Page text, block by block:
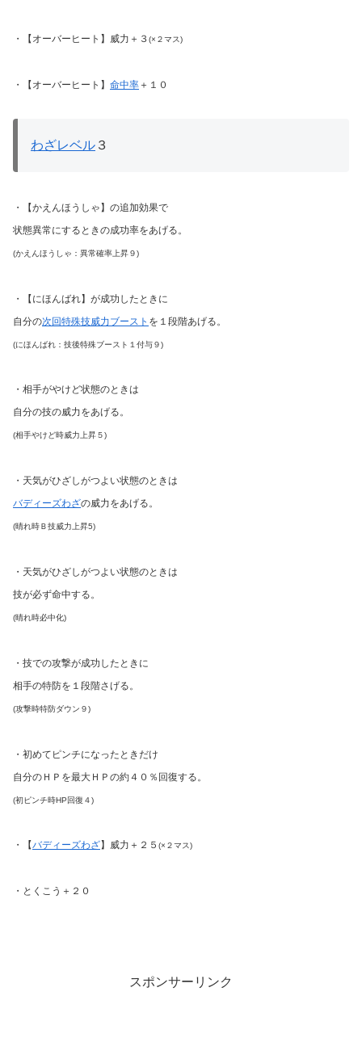
・【オーバーヒート】威力＋３ (×２マス)
・【オーバーヒート】 命中率 ＋１０
わざレベル ３
・【かえんほうしゃ】の追加効果で
状態異常にするときの成功率をあげる。
(かえんほうしゃ：異常確率上昇９)
・【にほんばれ】が成功したときに
自分の次回特殊技威力ブースト を１段階あげる。
(にほんばれ：技後特殊ブースト１付与９)
・相手がやけど状態のときは
自分の技の威力をあげる。
(相手やけど時威力上昇５)
・天気がひざしがつよい状態のときは
バディーズわざの威力をあげる。
(晴れ時Ｂ技威力上昇5)
・天気がひざしがつよい状態のときは
技が必ず命中する。
(晴れ時必中化)
・技での攻撃が成功したときに
相手の特防を１段階さげる。
(攻撃時特防ダウン９)
・初めてピンチになったときだけ
自分のＨＰを最大ＨＰの約４０％回復する。
(初ピンチ時HP回復４)
・【バディーズわざ】威力＋２５ (×２マス)
・とくこう＋２０
スポンサーリンク